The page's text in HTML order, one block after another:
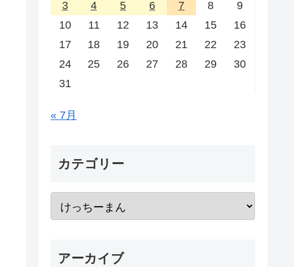
3
4 5 6 7 8
9
10
11 12 13 14 15
16
17
18 19 20 21 22
23
24
25 26 27 28 29
30
31
« 7月
カテゴリー
アーカイブ